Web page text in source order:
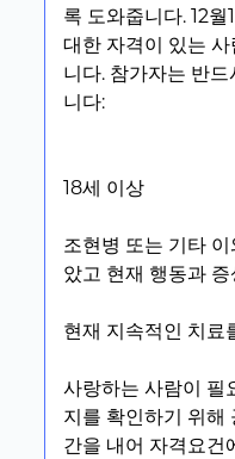
록 도와줍니다. 12월
대한 자격이 있는
니다. 참가자는 반
니다:
18세 이상
조현병 또는 기타
았고 현재 행동과
현재 지속적인 치료
사랑하는 사람이 필
지를 확인하기 위해
간을 내어 자격요건